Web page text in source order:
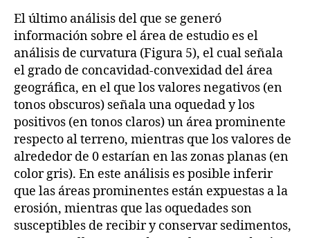
El último análisis del que se generó
información sobre el área de estudio es el
análisis de curvatura (Figura 5), el cual señala
el grado de concavidad-convexidad del área
geográfica, en el que los valores negativos (en
tonos obscuros) señala una oquedad y los
positivos (en tonos claros) un área prominente
respecto al terreno, mientras que los valores de
alrededor de 0 estarían en las zonas planas (en
color gris). En este análisis es posible inferir
que las áreas prominentes están expuestas a la
erosión, mientras que las oquedades son
susceptibles de recibir y conservar sedimentos,